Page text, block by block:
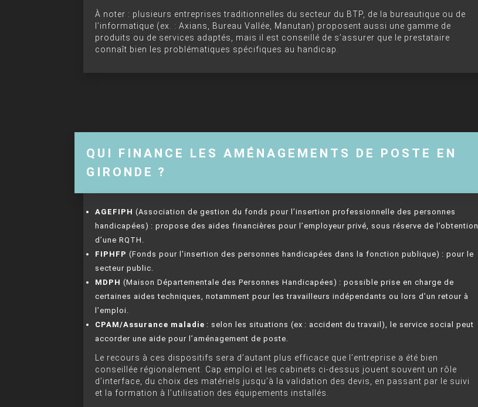
À noter : plusieurs entreprises traditionnelles du secteur du BTP, de la bureautique ou de
l’informatique (ex. : Axians, Bureau Vallée, Manutan) proposent aussi une gamme de
produits ou de services adaptés, mais il est conseillé de s’assurer que le prestataire
connaît bien les problématiques spécifiques au handicap.
QUI FINANCE LES AMÉNAGEMENTS DE POSTE EN
GIRONDE ?
AGEFIPH (Association de gestion du fonds pour l’insertion professionnelle des personnes
handicapées) : propose des aides financières pour l’employeur privé, sous réserve de l’obtention
d’une RQTH.
FIPHFP (Fonds pour l'insertion des personnes handicapées dans la fonction publique) : pour le
secteur public.
MDPH (Maison Départementale des Personnes Handicapées) : possible prise en charge de
certaines aides techniques, notamment pour les travailleurs indépendants ou lors d’un retour à
l’emploi.
CPAM/Assurance maladie : selon les situations (ex : accident du travail), le service social peut
accorder une aide pour l’aménagement de poste.
Le recours à ces dispositifs sera d’autant plus efficace que l’entreprise a été bien
conseillée régionalement. Cap emploi et les cabinets ci-dessus jouent souvent un rôle
d’interface, du choix des matériels jusqu’à la validation des devis, en passant par le suivi
et la formation à l’utilisation des équipements installés.